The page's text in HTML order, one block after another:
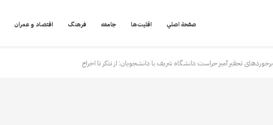
صفحة اصلي اقلیت‌ها جامعه فرهنگ اقتصاد و عمران
برخوردهاى تحقير آميز حراست دانشگاه شریف با دانشجويان: از تذكر تا اخراج